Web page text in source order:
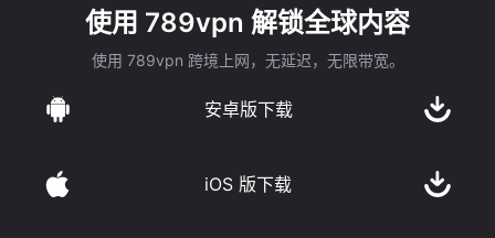
使用 789vpn 解锁全球内容
使用 789vpn 跨境上网，无延迟，无限带宽。
安卓版下载
iOS 版下载